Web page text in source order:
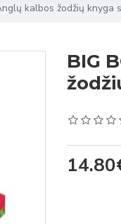
kalbos žodžių knyga
BIG